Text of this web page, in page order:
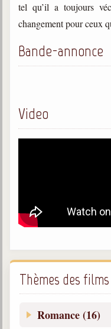
tel qu’il a toujours
changement pour ceux
Bande-annonce
Video
Thèmes des films
Romance (16)